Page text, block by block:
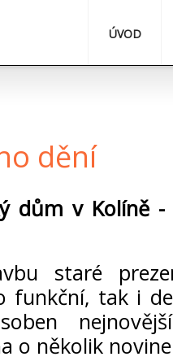
dění
dům v Kolíně
staré
funkční, tak i
o několik
ÚVOD